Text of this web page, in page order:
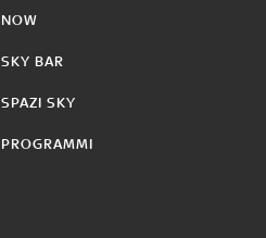
NOW
SKY BAR
SPAZI SKY
PROGRAMMI